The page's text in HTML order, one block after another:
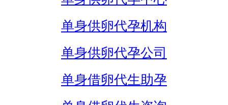
单身供卵代孕机构
单身供卵代孕公司
单身借卵代生助孕